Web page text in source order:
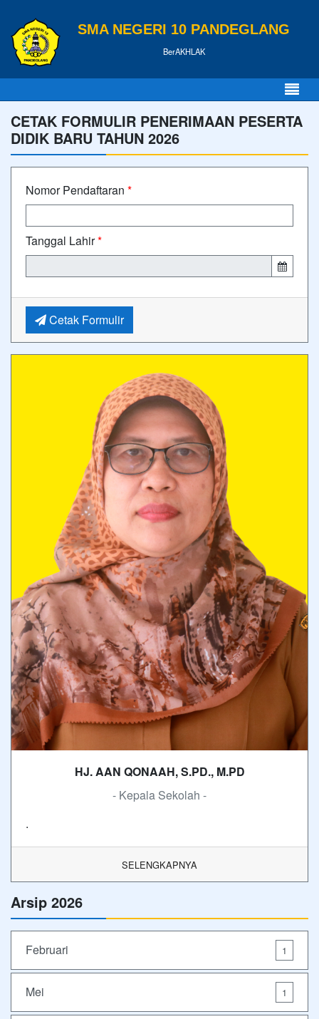
SMA NEGERI 10 PANDEGLANG
BerAKHLAK
CETAK FORMULIR PENERIMAAN PESERTA
DIDIK BARU TAHUN 2026
Nomor Pendaftaran *
Tanggal Lahir*
Cetak Formulir
HJ. AAN QONAAH, S.PD., M.PD
- Kepala Sekolah -
.
SELENGKAPNYA
Arsip 2026
Februari 1
Mei 1